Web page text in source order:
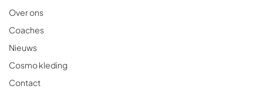
Over ons
Coaches
Nieuws
Cosmo kleding
Contact